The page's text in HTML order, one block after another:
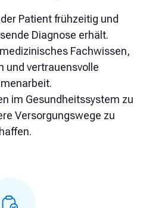
Patient frühzeitig und
Diagnose erhält.
Fachwissen,
und vertrauensvolle
im Gesundheitssystem zu
Versorgungswege zu